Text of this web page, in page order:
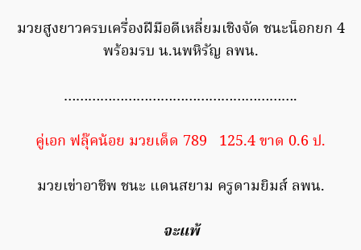
มวยสูงยาวครบเครื่องฝีมือดีเหลี่ยมเชิงจัด ชนะน็อกยก 4
พร้อมรบ น.นพหิรัญ ลพน.
………………………………………………….
คู่เอก ฟลุ๊คน้อย มวยเด็ด 789 125.4 ขาด 0.6 ป.
มวยเข่าอาชีพ ชนะ แดนสยาม ครูดามยิมส์ ลพน.
จะแพ้